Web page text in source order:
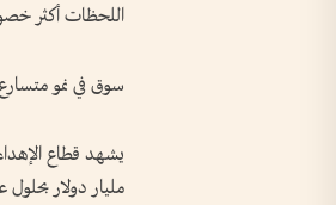
اللحظات أكثر
سوق في نمو